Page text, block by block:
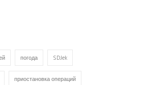
погода SDJek
приостановка операций